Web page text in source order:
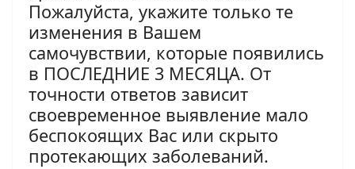
Пожалуйста, укажите только те
изменения в Вашем
самочувствии, которые появились
в ПОСЛЕДНИЕ 3 МЕСЯЦА. От
точности ответов зависит
своевременное выявление мало
беспокоящих Вас или скрыто
протекающих заболеваний.